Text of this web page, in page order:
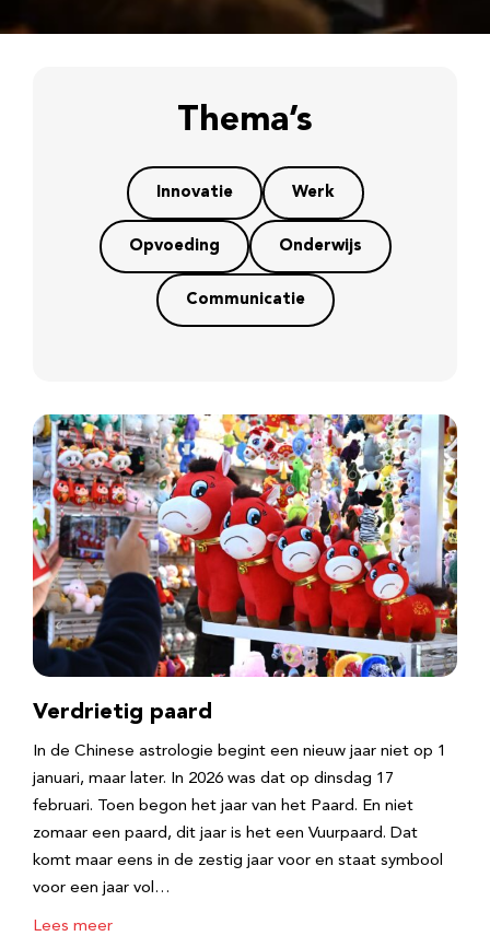
Thema’s
Innovatie Werk
Opvoeding Onderwijs
Communicatie
Verdrietig paard
In de Chinese astrologie begint een nieuw jaar niet op 1
januari, maar later. In 2026 was dat op dinsdag 17
februari. Toen begon het jaar van het Paard. En niet
zomaar een paard, dit jaar is het een Vuurpaard. Dat
komt maar eens in de zestig jaar voor en staat symbool
voor een jaar vol…
Lees meer